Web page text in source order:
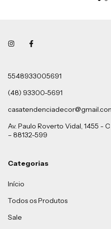
5548933005691
(48) 93300-5691
Av. Paulo Roverto Vidal, 1455 -
– 88132-599
Categorias
Início
Todos os Produtos
Sale